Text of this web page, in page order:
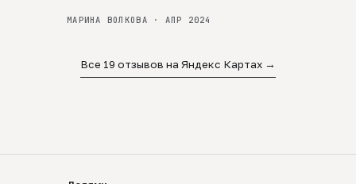
МАРИНА ВОЛКОВА · АПР 2024
Все 19 отзывов на Яндекс Картах →